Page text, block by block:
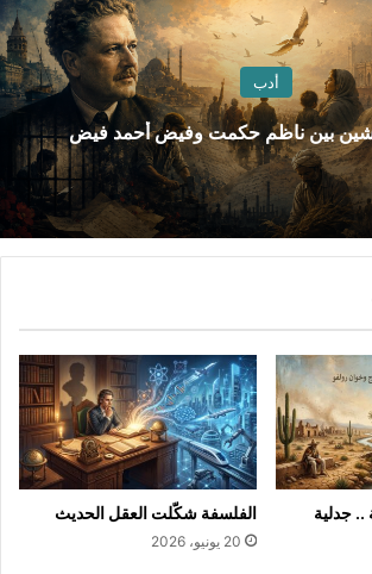
أدب
بين ناظم حكمت وفيض أحمد فيض
.. جدلية
الفلسفة شكّلت العقل الحديث
20 يونيو، 2026